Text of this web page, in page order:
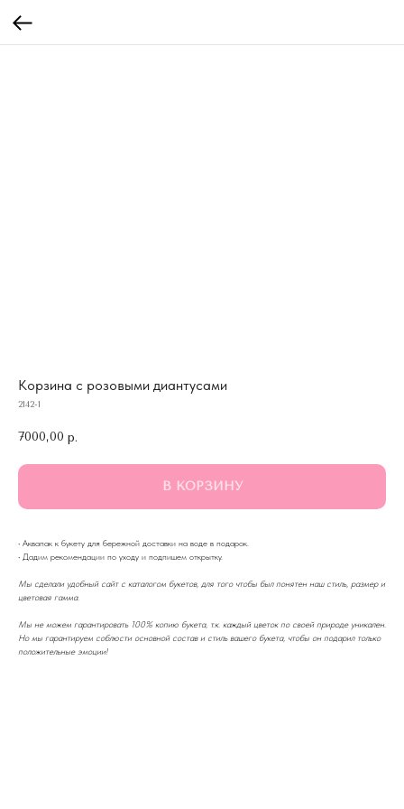
Корзина с розовыми диантусами
2142-1
7000,00 р.
В КОРЗИНУ
· Аквапак к букету для бережной доставки на воде в подарок.
· Дадим рекомендации по уходу и подпишем открытку.
Мы сделали удобный сайт с каталогом букетов, для того чтобы был понятен наш стиль, размер и
цветовая гамма.
Мы не можем гарантировать 100% копию букета, т.к. каждый цветок по своей природе уникален.
Но мы гарантируем соблюсти основной состав и стиль вашего букета, чтобы он подарил только
положительные эмоции!